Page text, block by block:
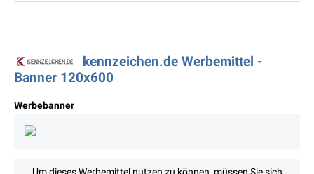
kennzeichen.de Werbemittel -
Banner 120x600
Werbebanner